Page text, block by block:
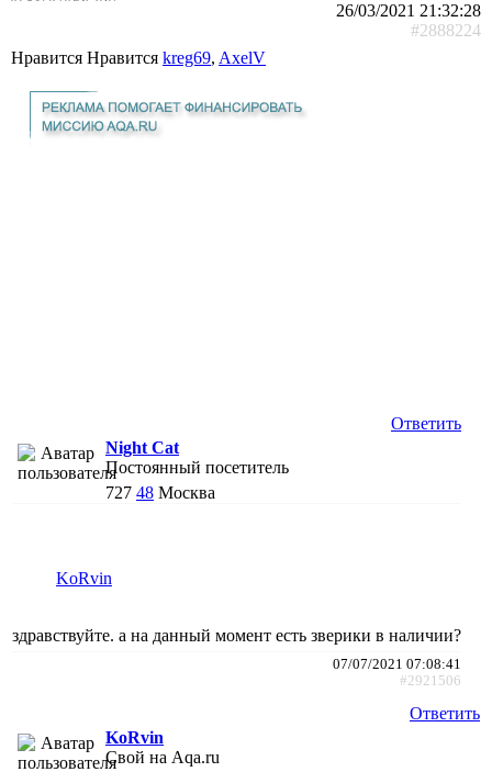
26/03/2021 21:32:28
#2888224
Нравится Нравится kreg69, AxelV
Ответить
Night Cat
Постоянный посетитель
727 48 Москва
KoRvin
здравствуйте. а на данный момент есть зверики в наличии?
07/07/2021 07:08:41
#2921506
Ответить
KoRvin
Свой на Aqa.ru